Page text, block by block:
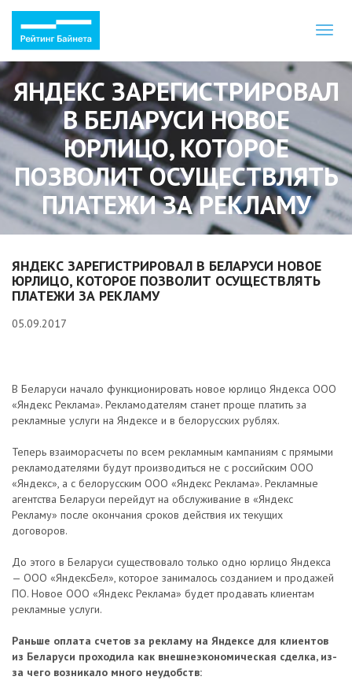
ЯНДЕКС ЗАРЕГИСТРИРОВАЛ
В БЕЛАРУСИ НОВОЕ
ЮРЛИЦО, КОТОРОЕ
ПОЗВОЛИТ ОСУЩЕСТВЛЯТЬ
ПЛАТЕЖИ ЗА РЕКЛАМУ
ЯНДЕКС ЗАРЕГИСТРИРОВАЛ В БЕЛАРУСИ НОВОЕ
ЮРЛИЦО, КОТОРОЕ ПОЗВОЛИТ ОСУЩЕСТВЛЯТЬ
ПЛАТЕЖИ ЗА РЕКЛАМУ
05.09.2017
В Беларуси начало функционировать новое юрлицо Яндекса ООО
«Яндекс Реклама». Рекламодателям станет проще платить за
рекламные услуги на Яндексе и в белорусских рублях.
Теперь взаиморасчеты по всем рекламным кампаниям с прямыми
рекламодателями будут производиться не с российским ООО
«Яндекс», а с белорусским ООО «Яндекс Реклама». Рекламные
агентства Беларуси перейдут на обслуживание в «Яндекс
Рекламу» после окончания сроков действия их текущих
договоров.
До этого в Беларуси существовало только одно юрлицо Яндекса
— ООО «ЯндексБел», которое занималось созданием и продажей
ПО. Новое ООО «Яндекс Реклама» будет продавать клиентам
рекламные услуги.
Раньше оплата счетов за рекламу на Яндексе для клиентов
из Беларуси проходила как внешнеэкономическая сделка, из-
за чего возникало много неудобств: